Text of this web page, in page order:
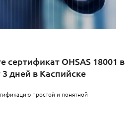
сертификат OHSAS 18001 в
3 дней в Каспийске
простой и понятной